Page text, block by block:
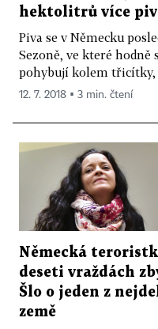
hektolitrů více
Piva se v Německu
Sezoně, ve které hodně
pohybují kolem
12. 7. 2018 ▪ 3 min. čtení
Německá
deseti vraždách
Šlo o jeden z
země